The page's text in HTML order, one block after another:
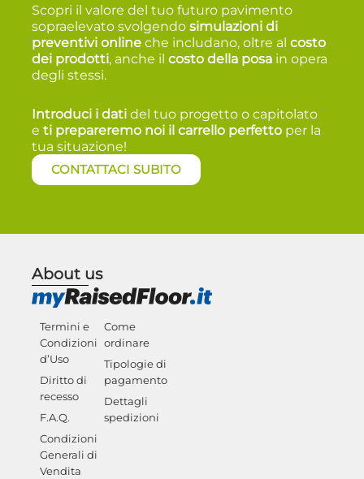
Scopri il valore del tuo futuro pavimento
sopraelevato svolgendosimulazioni di
preventivi online che includano, oltre alcosto
dei prodotti, anche ilcosto della posa in opera
degli stessi.
Introduci i dati del tuo progetto o capitolato
eti prepareremo noi il carrello perfetto per la
tua situazione!
CONTATTACI SUBITO
About us
Termini e
Condizioni
d’Uso
Diritto di
recesso
F.A.Q.
Condizioni
Generali di
Vendita
Come
ordinare
Tipologie di
pagamento
Dettagli
spedizioni